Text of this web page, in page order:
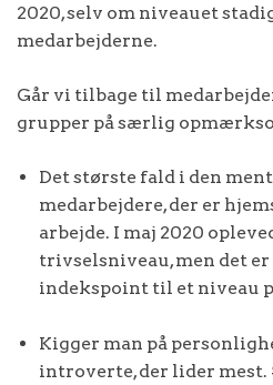
2020, selv om niveauet
medarbejderne.
Går vi tilbage til
grupper på særlig
Det største fald i den
medarbejdere, der er
arbejde. I maj 2020
trivselsniveau, men det er
indekspoint til et niveau
Kigger man på
introverte, der lider mest.